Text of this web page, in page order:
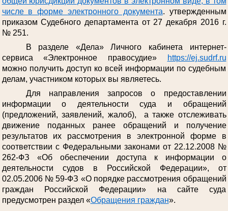
числе в форме электронного документа. утвержденным
приказом Судебного департамента от 27 декабря 2016 г.
№ 251.
В разделе «Дела» Личного кабинета интернет-
сервиса «Электронное правосудие»
https://ej.sudrf.ru
можно получить доступ ко всей информации по судебным
делам, участником которых вы являетесь.
Для направления запросов о предоставлении
информации о деятельности суда и обращений
(предложений, заявлений, жалоб), а также отслеживать
движение поданных ранее обращений и получение
результатов их рассмотрения в электронной форме в
соответствии с Федеральными законами от 22.12.2008 №
262-ФЗ «Об обеспечении доступа к информации о
деятельности судов в Российской Федерации», от
02.05.2006 № 59-ФЗ «О порядке рассмотрения обращений
граждан Российской Федерации» на сайте суда
предусмотрен раздел «Обращения граждан».